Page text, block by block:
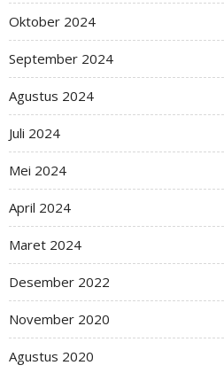
Oktober 2024
September 2024
Agustus 2024
Juli 2024
Mei 2024
April 2024
Maret 2024
Desember 2022
November 2020
Agustus 2020